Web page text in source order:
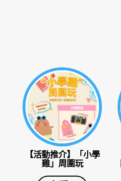
【活動推介】「小學
雞」周圍玩